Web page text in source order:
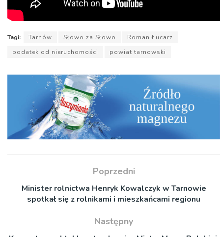
Tagi: Tarnów Słowo za Słowo
Roman Łucarz
podatek od nieruchomości
powiat tarnowski
Poprzedni
Minister rolnictwa Henryk Kowalczyk w Tarnowie
spotkał się z rolnikami i mieszkańcami regionu
Następny